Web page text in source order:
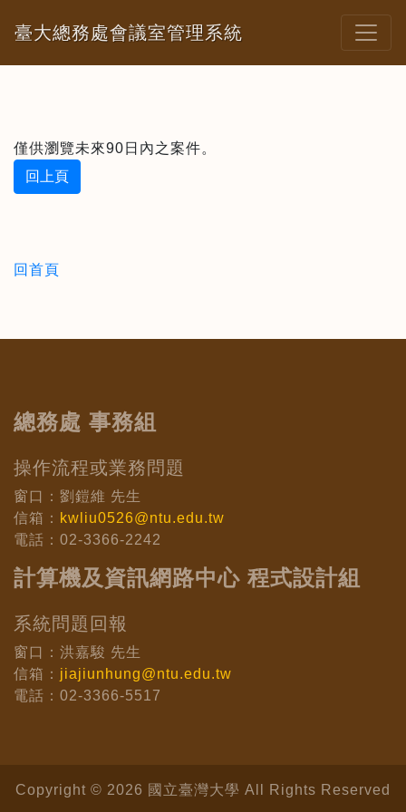
臺大總務處會議室管理系統
僅供瀏覽未來90日內之案件。
回上頁
回首頁
總務處 事務組
操作流程或業務問題
窗口：劉鎧維 先生
信箱： kwliu0526@ntu.edu.tw
電話：02-3366-2242
計算機及資訊網路中心 程式設計組
系統問題回報
窗口：洪嘉駿 先生
信箱： jiajiunhung@ntu.edu.tw
電話：02-3366-5517
Copyright © 2026 國立臺灣大學 All Rights Reserved